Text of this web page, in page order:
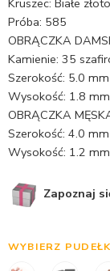
Kruszec: Białe złoto
Próba: 585
OBRĄCZKA
Kamienie: 35
Szerokość: 5.0 mm
Wysokość: 1.8 mm
OBRĄCZKA
Szerokość: 4.0 mm
Wysokość: 1.2 mm
Zapoznaj
WYBIERZ